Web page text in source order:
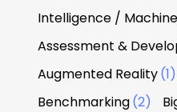
Intelligence /
Assessment &
Augmented Reality(1)
Benchmarking(2)